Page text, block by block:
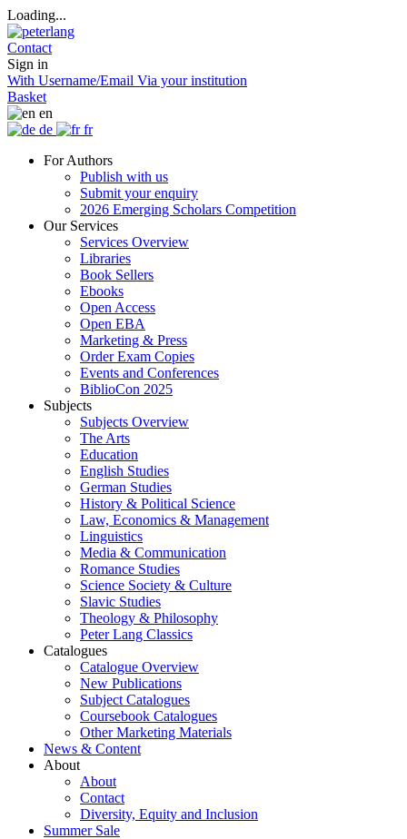
Loading...
Contact
Sign in
With Username/Email Via your institution
Basket
en
de
fr
For Authors
Publish with us
Submit your enquiry
2026 Emerging Scholars Competition
Our Services
Services Overview
Libraries
Book Sellers
Ebooks
Open Access
Open EBA
Marketing & Press
Order Exam Copies
Events and Conferences
BiblioCon 2025
Subjects
Subjects Overview
The Arts
Education
English Studies
German Studies
History & Political Science
Law, Economics & Management
Linguistics
Media & Communication
Romance Studies
Science Society & Culture
Slavic Studies
Theology & Philosophy
Peter Lang Classics
Catalogues
Catalogue Overview
New Publications
Subject Catalogues
Coursebook Catalogues
Other Marketing Materials
News & Content
About
About
Contact
Diversity, Equity and Inclusion
Summer Sale